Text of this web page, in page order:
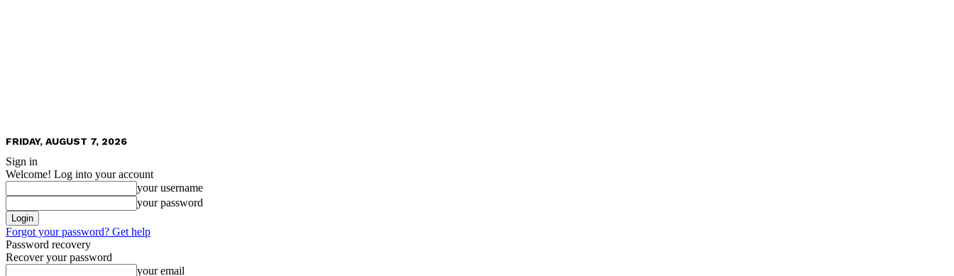
FRIDAY, AUGUST 7, 2026
Sign in
Welcome! Log into your account
your username
your password
Forgot your password? Get help
Password recovery
Recover your password
your email